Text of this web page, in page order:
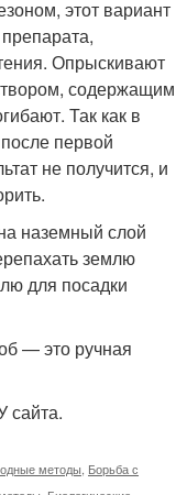
этот вариант
Опрыскивают
содержащим
Так как в
первой
не получится, и
наземный слой
землю
для посадки
— это ручная
методы Борьба с